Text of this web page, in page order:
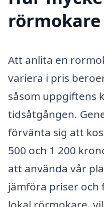
Att anlita en
variera i pris
såsom uppgiftens
tidsåtgången.
förvänta sig att
500 och 1 200
att använda vår
jämföra priser